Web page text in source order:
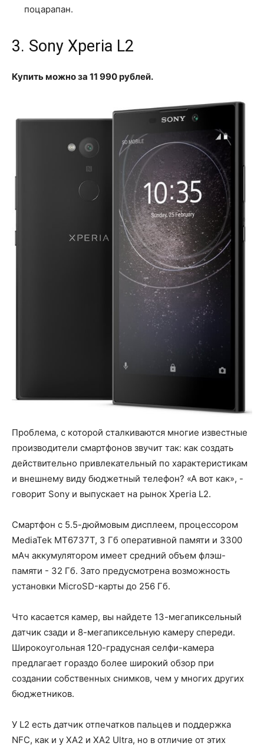
поцарапан.
3. Sony Xperia L2
Купить можно за 11 990 рублей.
Проблема, с которой сталкиваются многие известные
производители смартфонов звучит так: как создать
действительно привлекательный по характеристикам
и внешнему виду бюджетный телефон? «А вот как», -
говорит Sony и выпускает на рынок Xperia L2.
Смартфон с 5.5-дюймовым дисплеем, процессором
MediaTek MT6737T, 3 Гб оперативной памяти и 3300
мАч аккумулятором имеет средний объем флэш-
памяти - 32 Гб. Зато предусмотрена возможность
установки MicroSD-карты до 256 Гб.
Что касается камер, вы найдете 13-мегапиксельный
датчик сзади и 8-мегапиксельную камеру спереди.
Широкоугольная 120-градусная селфи-камера
предлагает гораздо более широкий обзор при
создании собственных снимков, чем у многих других
бюджетников.
У L2 есть датчик отпечатков пальцев и поддержка
NFC, как и у XA2 и XA2 Ultra, но в отличие от этих